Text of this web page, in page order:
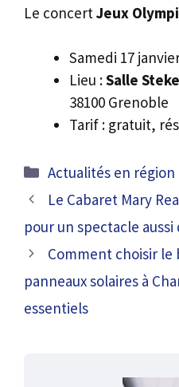
Le concert Jeux
Samedi 17
Lieu :Salle
38100 Grenoble
Tarif : gratuit,
Catégories
Actualités en région
Le Cabaret Mary
pour un spectacle
Comment choisir
panneaux solaires à
essentiels